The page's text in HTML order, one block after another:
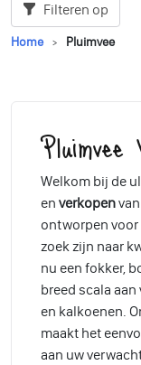
Filteren op
Home Pluimvee
Welkom bij de
en verkopen
ontworpen
zoek zijn naar
nu een fokker,
breed scala
en kalkoenen.
maakt het
aan uw